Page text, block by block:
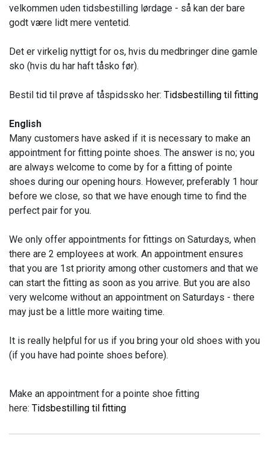
velkommen uden tidsbestilling lørdage - så kan der bare
godt være lidt mere ventetid.
Det er virkelig nyttigt for os, hvis du medbringer dine gamle
sko (hvis du har haft tåsko før).
Bestil tid til prøve af tåspidssko her: Tidsbestilling til fitting
English
Many customers have asked if it is necessary to make an
appointment for fitting pointe shoes. The answer is no; you
are always welcome to come by for a fitting of pointe
shoes during our opening hours. However, preferably 1 hour
before we close, so that we have enough time to find the
perfect pair for you.
We only offer appointments for fittings on Saturdays, when
there are 2 employees at work. An appointment ensures
that you are 1st priority among other customers and that we
can start the fitting as soon as you arrive. But you are also
very welcome without an appointment on Saturdays - there
may just be a little more waiting time.
It is really helpful for us if you bring your old shoes with you
(if you have had pointe shoes before).
Make an appointment for a pointe shoe fitting
here: Tidsbestilling til fitting